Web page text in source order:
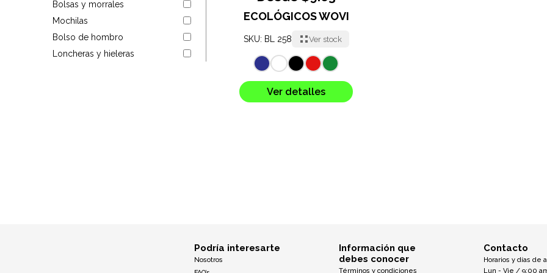
Targus
Entretenimiento
Bolsas y morrales
Mochilas
Bolso de hombro
Loncheras y hieleras
ECOLÓGICOS WOVI
SKU: BL 258 Ver stock
Ver detalles
Podría interesarte
Nosotros
Información que
debes conocer
Términos y condiciones
Contacto
Horarios y días de
Lun - Vie / 9:00